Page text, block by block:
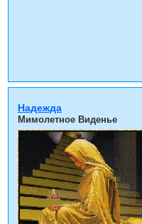
Надежда
Мимолетное Виденье